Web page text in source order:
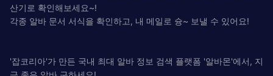
산기로 확인해보세요~!
각종 알바 문서 서식을 확인하고, 내 메일로 슝~ 보낼 수 있어요!
'잡코리아'가 만든 국내 최대 알바 정보 검색 플랫폼 '알바몬'에서, 지